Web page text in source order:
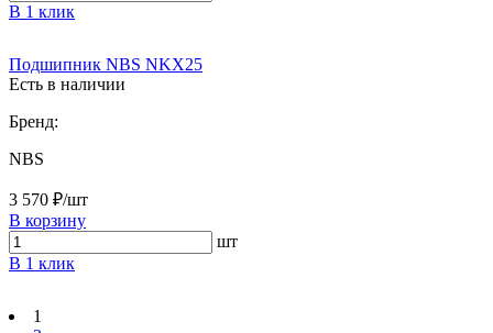
В 1 клик
Подшипник NBS NKX25
Есть в наличии
Бренд:
NBS
3 570 ₽/шт
В корзину
шт
В 1 клик
1